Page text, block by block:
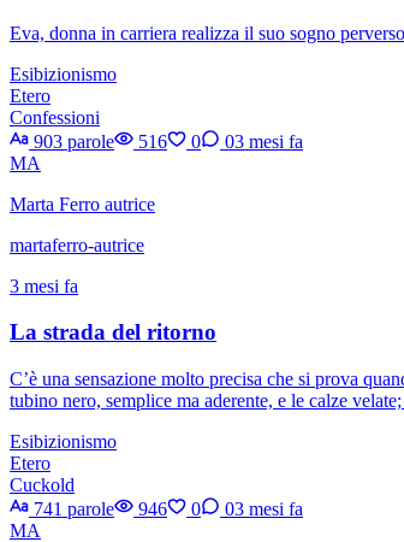
Eva, donna in carriera realizza il suo sogno
Esibizionismo
Etero
Confessioni
903 parole
516 0 03 mesi fa
MA
Marta Ferro autrice
martaferro-autrice
3 mesi fa
La strada del ritorno
C’è una sensazione molto precisa che si prova
tubino nero, semplice ma aderente, e le calze
Esibizionismo
Etero
Cuckold
741 parole
946 0 03 mesi fa
MA